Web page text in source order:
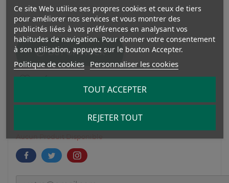
QUANTITY :
 OUT OF STOCK
Aucun Produit Disponible
Ce site Web utilise ses propres cookies et ceux de tiers
pour améliorer nos services et vous montrer des
publicités liées à vos préférences en analysant vos
habitudes de navigation. Pour donner votre consentement
à son utilisation, appuyez sur le bouton Accepter.
Politique de cookies Personnaliser les cookies
REJETER TOUT
TOUT ACCEPTER